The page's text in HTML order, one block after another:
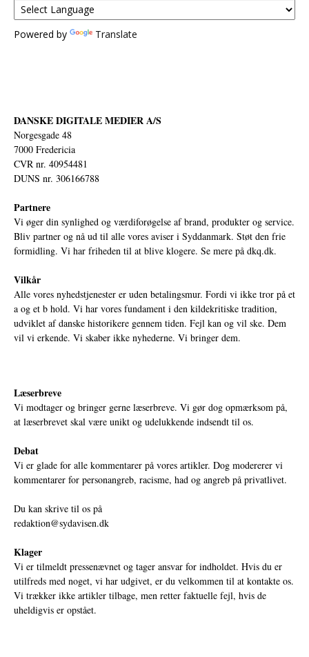
Powered by Translate
DANSKE DIGITALE MEDIER A/S
Norgesgade 48
7000 Fredericia
CVR nr. 40954481
DUNS nr. 306166788
Partnere
Vi øger din synlighed og værdiforøgelse af brand, produkter og service.
Bliv partner og nå ud til alle vores aviser i Syddanmark. Støt den frie
formidling. Vi har friheden til at blive klogere. Se mere på dkq.dk.
Vilkår
Alle vores nyhedstjenester er uden betalingsmur. Fordi vi ikke tror på et
a og et b hold. Vi har vores fundament i den kildekritiske tradition,
udviklet af danske historikere gennem tiden. Fejl kan og vil ske. Dem
vil vi erkende. Vi skaber ikke nyhederne. Vi bringer dem.
Læserbreve
Vi modtager og bringer gerne læserbreve. Vi gør dog opmærksom på,
at læserbrevet skal være unikt og udelukkende indsendt til os.
Debat
Vi er glade for alle kommentarer på vores artikler. Dog modererer vi
kommentarer for personangreb, racisme, had og angreb på privatlivet.
Du kan skrive til os på
redaktion@sydavisen.dk
Klager
Vi er tilmeldt pressenævnet og tager ansvar for indholdet. Hvis du er
utilfreds med noget, vi har udgivet, er du velkommen til at kontakte os.
Vi trækker ikke artikler tilbage, men retter faktuelle fejl, hvis de
uheldigvis er opstået.